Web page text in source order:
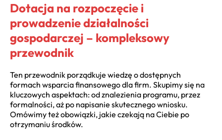
Dotacja na rozpoczęcie i
prowadzenie działalności
gospodarczej – kompleksowy
przewodnik
Ten przewodnik porządkuje wiedzę o dostępnych
formach wsparcia finansowego dla firm. Skupimy się na
kluczowych aspektach: od znalezienia programu, przez
formalności, aż po napisanie skutecznego wniosku.
Omówimy też obowiązki, jakie czekają na Ciebie po
otrzymaniu środków.